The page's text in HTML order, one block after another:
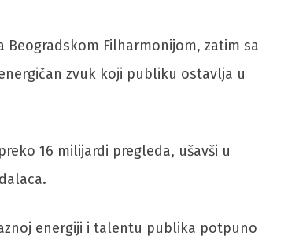
Filharmonijom, zatim sa
zvuk koji publiku ostavlja u
16 milijardi pregleda, ušavši u
energiji i talentu publika potpuno